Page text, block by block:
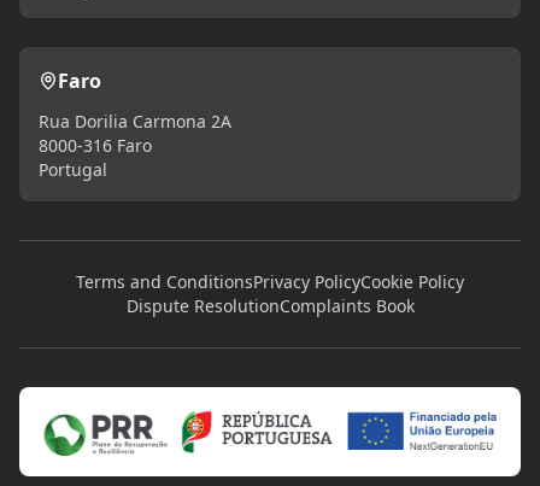
Faro
Rua Dorilia Carmona 2A
8000-316 Faro
Portugal
Terms and ConditionsPrivacy PolicyCookie Policy
Dispute ResolutionComplaints Book